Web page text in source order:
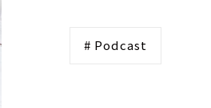
# Podcast